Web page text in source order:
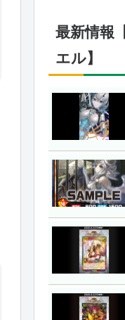
最新情報
エル】